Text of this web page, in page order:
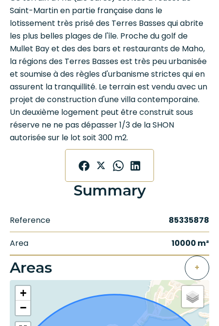
Saint-Martin en partie française dans le
lotissement très prisé des Terres Basses qui abrite
les plus belles plages de l'île. Proche du golf de
Mullet Bay et des des bars et restaurants de Maho,
la régions des Terres Basses est très peu urbanisée
et soumise à des règles d'urbanisme strictes qui en
assurent la tranquillité. Le terrain est vendu avec un
projet de construction d'une villa contemporaine.
Un deuxième logement peut être construit sous
réserve ne ne pas dépasser 1/3 de la SHON
autorisée sur le lot soit 300 m2.
Summary
Reference 85335878
Area 10000 m²
Areas +
+
−